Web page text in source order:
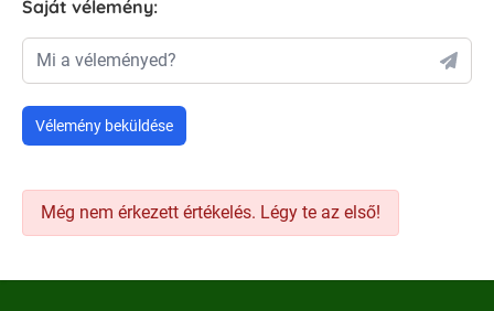
Saját vélemény:
Mi a véleményed?
Vélemény beküldése
Még nem érkezett értékelés. Légy te az első!